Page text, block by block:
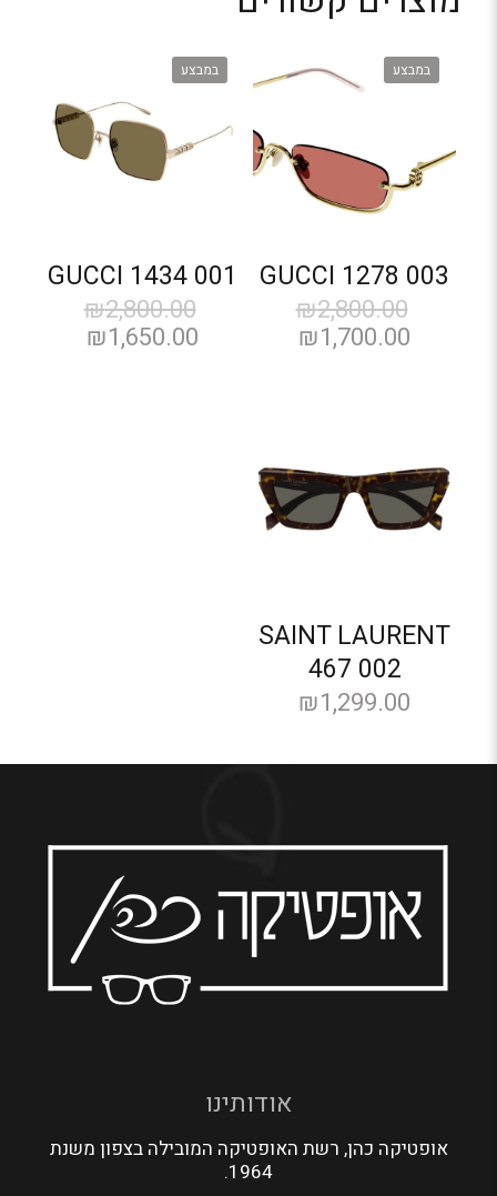
במבצע
GUCCI 1278 003
₪2,800.00
₪1,700.00
במבצע
GUCCI 1434 001
₪2,800.00
₪1,650.00
SAINT LAURENT
467 002
₪1,299.00
אודותינו
אופטיקה כהן, רשת האופטיקה המובילה בצפון משנת
1964.